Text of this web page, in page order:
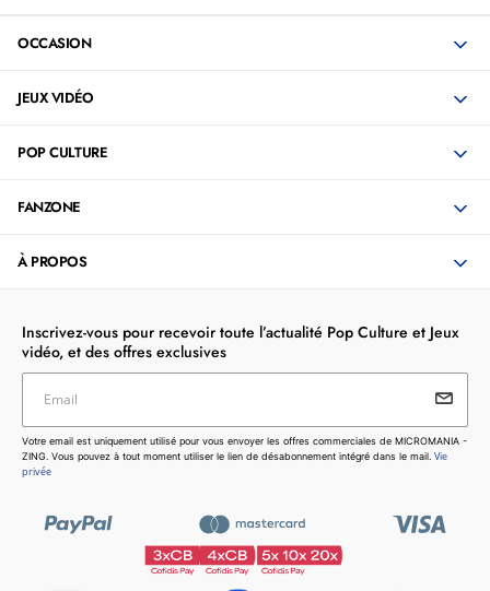
OCCASION
JEUX VIDÉO
POP CULTURE
FANZONE
À PROPOS
Inscrivez-vous pour recevoir toute l’actualité Pop Culture et Jeux
vidéo, et des offres exclusives
Votre email est uniquement utilisé pour vous envoyer les
offres commerciales de MICROMANIA - ZING. Vous pouvez
à tout moment utiliser le lien de désabonnement intégré dans
Email
Votre email est uniquement utilisé pour vous envoyer les offres commerciales de MICROMANIA -
ZING. Vous pouvez à tout moment utiliser le lien de désabonnement intégré dans le mail. Vie
privée